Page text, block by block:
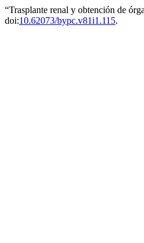
“Trasplante renal y obtención de
doi:10.62073/bypc.v81i1.115.